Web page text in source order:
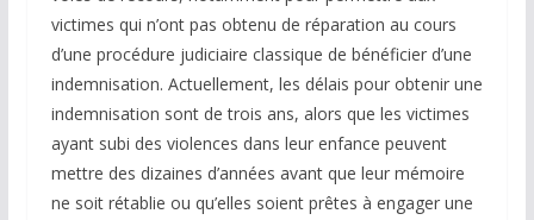
victimes qui n’ont pas obtenu de réparation au cours
d’une procédure judiciaire classique de bénéficier d’une
indemnisation. Actuellement, les délais pour obtenir une
indemnisation sont de trois ans, alors que les victimes
ayant subi des violences dans leur enfance peuvent
mettre des dizaines d’années avant que leur mémoire
ne soit rétablie ou qu’elles soient prêtes à engager une